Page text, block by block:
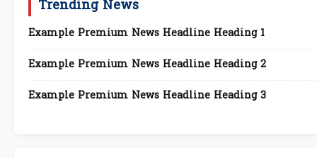
Trending News
Example Premium News Headline Heading 1
Example Premium News Headline Heading 2
Example Premium News Headline Heading 3